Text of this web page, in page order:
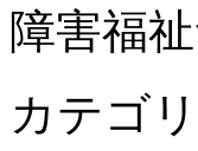
障害福
カテゴ